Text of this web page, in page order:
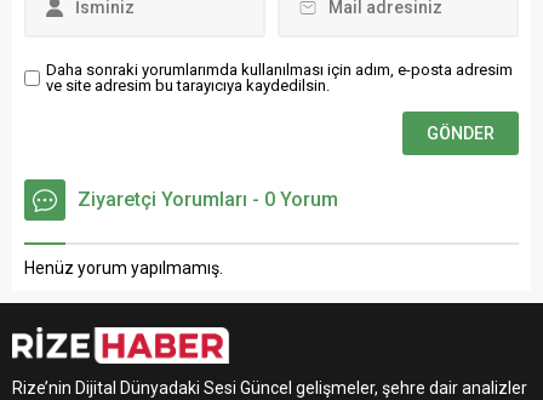
Daha sonraki yorumlarımda kullanılması için adım, e-posta adresim
ve site adresim bu tarayıcıya kaydedilsin.
Ziyaretçi Yorumları - 0 Yorum
Henüz yorum yapılmamış.
Rize’nin Dijital Dünyadaki Sesi Güncel gelişmeler, şehre dair analizler